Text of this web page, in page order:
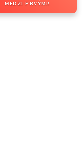
MEDZI PRVÝMI!